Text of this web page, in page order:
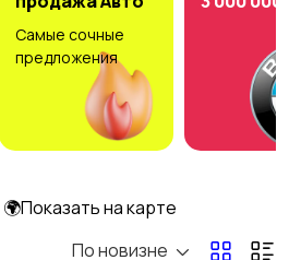
Коллекционирование
Самые сочные
предложения
🌍Показать на карте
По новизне